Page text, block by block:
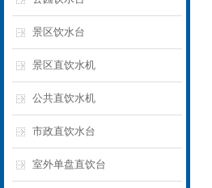
景区饮水台
景区直饮水机
公共直饮水机
市政直饮水台
室外单盘直饮台